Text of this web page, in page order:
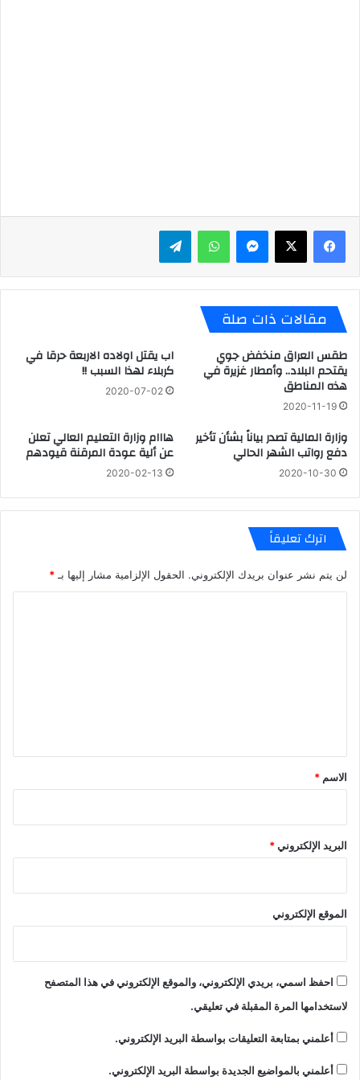
ماسنجر واتساب تيلقرام
مقالات ذات صلة
طقس العراق منخفض جوي
يقتحم البلاد.. وأمطار غزيرة في
هذه المناطق
2020-11-19
اب يقتل اولاده الاربعة حرقا في
كربلاء لهذا السبب !!
2020-07-02
وزارة المالية تصدر بياناً بشأن تأخير
دفع رواتب الشهر الحالي
2020-10-30
هااام وزارة التعليم العالي تعلن
عن ألية عودة المرقنة قيودهم
2020-02-13
اترك تعليقاً
لن يتم نشر عنوان بريدك الإلكتروني. الحقول الإلزامية مشار إليها بـ *
*
الاسم *
البريد الإلكتروني*
الموقع الإلكتروني
احفظ اسمي، بريدي الإلكتروني، والموقع الإلكتروني في هذا المتصفح
لاستخدامها المرة المقبلة في تعليقي.
أعلمني بمتابعة التعليقات بواسطة البريد الإلكتروني.
أعلمني بالمواضيع الجديدة بواسطة البريد الإلكتروني.